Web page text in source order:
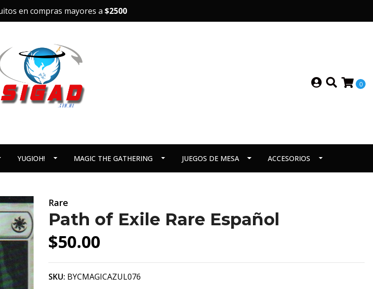
en compras mayores a $2500
0
YUGIOH! MAGIC THE GATHERING JUEGOS DE MESA ACCESORIOS
Rare
Path of Exile Rare Español
$50.00
SKU: BYCMAGICAZUL076